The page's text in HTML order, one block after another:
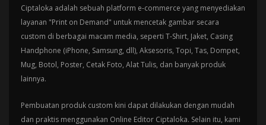
Ciptaloka adalah sebuah platform e-commerce yang menyediakan
layanan "Print on Demand" untuk mencetak gambar secara
custom di berbagai macam media, seperti T-Shirt, Jaket, Casing
Handphone (iPhone, Samsung, dll), Aksesoris, Topi, Tas, Dompet,
Mug, Botol, Poster, Cetak Foto, Alat Tulis, dan banyak produk
lainnya.
Pembuatan produk custom kini dapat dilakukan dengan mudah
dan praktis menggunakan Online Editor Ciptaloka. Selain itu, kami